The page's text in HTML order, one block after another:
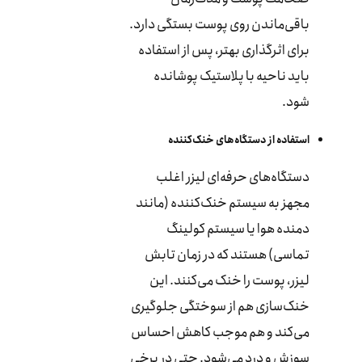
باقی‌ماندن روی پوست بستگی دارد.
برای اثرگذاری بهتر، پس از استفاده
باید ناحیه با پلاستیک پوشانده
شود.
استفاده از دستگاه‌های خنک‌کننده
دستگاه‌های حرفه‌ای لیزر اغلب
مجهز به سیستم خنک‌کننده (مانند
دمنده هوا یا سیستم کولینگ
تماسی) هستند که در زمان تابش
لیزر، پوست را خنک می‌کنند. این
خنک‌سازی هم از سوختگی جلوگیری
می‌کند و هم موجب کاهش احساس